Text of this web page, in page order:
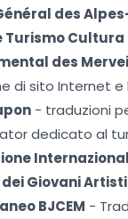
des
Turismo Cultura
des
di sito Internet e
- traduzioni
dedicato al
Giovani
BJCEM -